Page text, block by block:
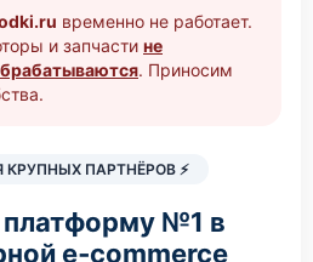
временно не работает.
и запчасти не
. Приносим
КРУПНЫХ ПАРТНЁРОВ ⚡
№1 в
e‑commerce